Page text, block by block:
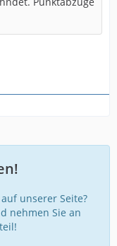
unserer Seite?
nehmen Sie an